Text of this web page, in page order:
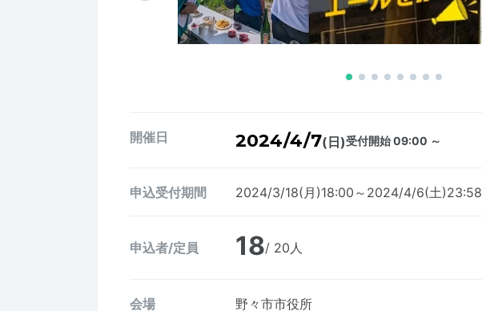
開催日 2024/4/7(日)受付開始 09:00 ～
申込受付期間 2024/3/18(月)18:00～2024/4/6(土)23:58
申込者/定員 18/ 20人
会場 野々市市役所